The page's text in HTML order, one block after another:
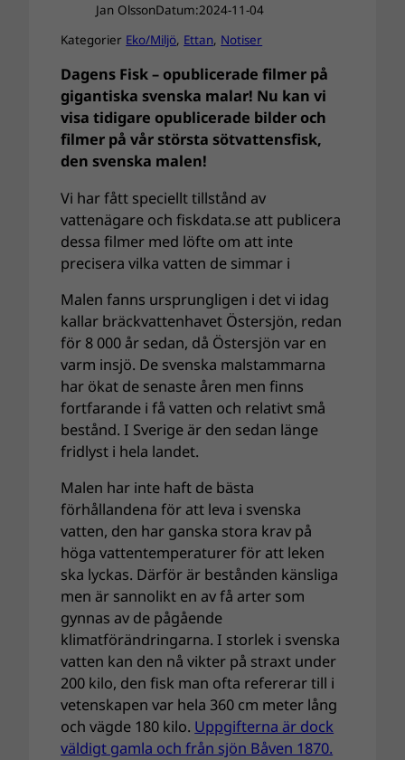
Jan OlssonDatum:2024-11-04
Kategorier Eko/Miljö, Ettan, Notiser
Dagens Fisk – opublicerade filmer på
gigantiska svenska malar! Nu kan vi
visa tidigare opublicerade bilder och
filmer på vår största sötvattensfisk,
den svenska malen!
Vi har fått speciellt tillstånd av
vattenägare och fiskdata.se att publicera
dessa filmer med löfte om att inte
precisera vilka vatten de simmar i
Malen fanns ursprungligen i det vi idag
kallar bräckvattenhavet Östersjön, redan
för 8 000 år sedan, då Östersjön var en
varm insjö. De svenska malstammarna
har ökat de senaste åren men finns
fortfarande i få vatten och relativt små
bestånd. I Sverige är den sedan länge
fridlyst i hela landet.
Malen har inte haft de bästa
förhållandena för att leva i svenska
vatten, den har ganska stora krav på
höga vattentemperaturer för att leken
ska lyckas. Därför är bestånden känsliga
men är sannolikt en av få arter som
gynnas av de pågående
klimatförändringarna. I storlek i svenska
vatten kan den nå vikter på straxt under
200 kilo, den fisk man ofta refererar till i
vetenskapen var hela 360 cm meter lång
och vägde 180 kilo. Uppgifterna är dock
väldigt gamla och från sjön Båven 1870.